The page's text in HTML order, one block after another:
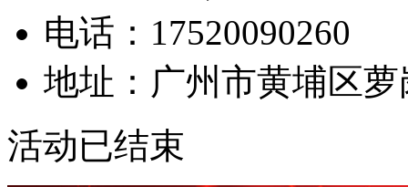
电话：17520090260
地址：广州市黄埔区
活动已结束